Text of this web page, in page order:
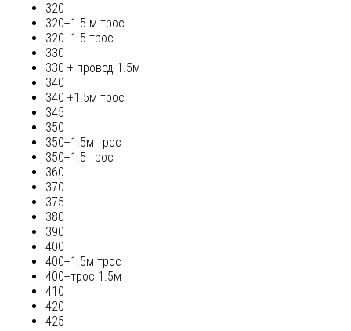
320
320+1.5 м трос
320+1.5 трос
330
330 + провод 1.5м
340
340 +1.5м трос
345
350
350+1.5м трос
350+1.5 трос
360
370
375
380
390
400
400+1.5м трос
400+трос 1.5м
410
420
425